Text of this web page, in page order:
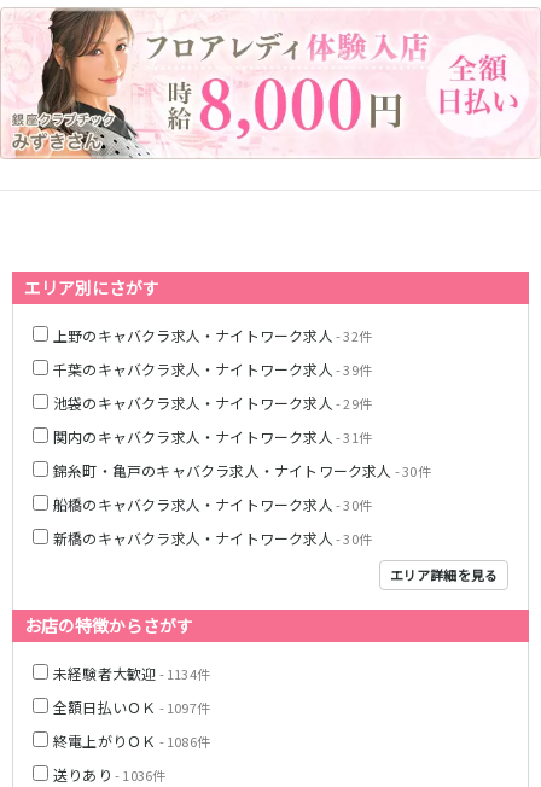
エリア別にさがす
上野のキャバクラ求人・ナイトワーク求人 - 32件
千葉のキャバクラ求人・ナイトワーク求人 - 39件
池袋のキャバクラ求人・ナイトワーク求人 - 29件
関内のキャバクラ求人・ナイトワーク求人 - 31件
錦糸町・亀戸のキャバクラ求人・ナイトワーク求人 - 30件
船橋のキャバクラ求人・ナイトワーク求人 - 30件
新橋のキャバクラ求人・ナイトワーク求人 - 30件
エリア詳細を見る
お店の特徴からさがす
未経験者大歓迎- 1134件
全額日払いＯＫ - 1097件
終電上がりＯＫ - 1086件
送りあり - 1036件
横須賀
新横浜
武蔵小杉
たまプラーザ・向ヶ丘遊園・鷺沼
元住吉・綱島
川崎中部
横浜東部
川崎北部
茅ヶ崎
大宮
志木
南越谷
草加
川越
所沢
熊谷
川口
蕨
上尾
飯能・狭山
深谷
坂戸・東松山
千葉
船橋
柏
市原・木更津・君津
成田・四街道・香取
八千代台・勝田台
新宿駅
立川駅
吉祥寺駅
神田駅
八王子駅
中野駅
高円寺駅
荻窪駅
阿佐ヶ谷駅
三鷹駅
国分寺駅
西荻窪駅
国立駅
四ツ谷駅
JR山手線
新橋駅
池袋駅
上野駅
新宿駅
秋葉原駅
神田駅
五反田駅
恵比寿駅
駒込駅
西日暮里駅
目黒駅
目白駅